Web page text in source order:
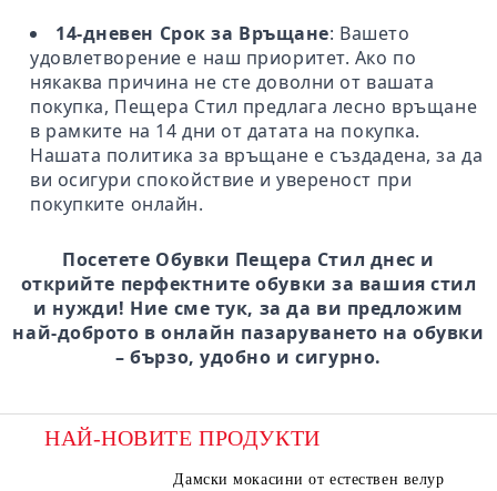
14-дневен Срок за Връщане: Вашето
удовлетворение е наш приоритет. Ако по
някаква причина не сте доволни от вашата
покупка, Пещера Стил предлага лесно връщане
в рамките на 14 дни от датата на покупка.
Нашата политика за връщане е създадена, за да
ви осигури спокойствие и увереност при
покупките онлайн.
Посетете Обувки Пещера Стил днес и
открийте перфектните обувки за вашия стил
и нужди! Ние сме тук, за да ви предложим
най-доброто в онлайн пазаруването на обувки
– бързо, удобно и сигурно.
НАЙ-НОВИТЕ ПРОДУКТИ
Дамски мокасини от естествен велур